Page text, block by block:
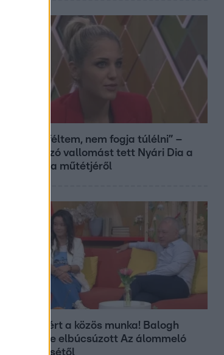
„Attól féltem, nem fogja túlélni” –
megrázó vallomást tett Nyári Dia a
kislánya műtétjéről
Véget ért a közös munka! Balogh
Levente elbúcsúzott Az álommeló
győztesétől